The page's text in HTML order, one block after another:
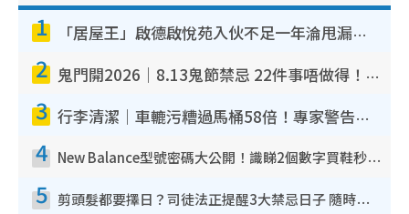
1 「居屋王」啟德啟悅苑入伙不足一年淪甩漏之王！插頭噴火花致大停電 多戶業主全屋家電報銷
2 鬼門開2026｜8.13鬼節禁忌 22件事唔做得！燒肉、刺身要少食？半夜勿吹口哨/打呢個電話
3 行李清潔｜車轆污糟過馬桶58倍！專家警告忌用酒精抹 教1招免污手除菌
4 New Balance型號密碼大公開！識睇2個數字買鞋秒知功能免中伏 附5大熱門鞋款
5 剪頭髮都要擇日？司徒法正提醒3大禁忌日子 隨時剪走財運！呢日剪髮恐「剪壽命」？